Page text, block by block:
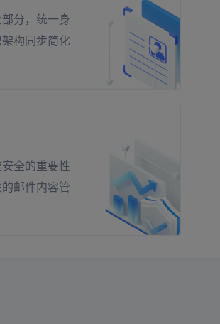
分，统一身
构同步简化
全的重要性
邮件内容管